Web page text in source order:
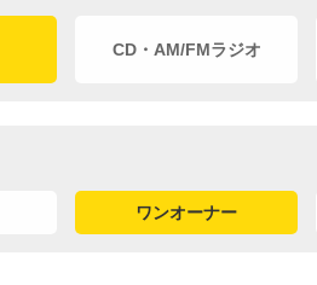
CD・AM/FMラジオ
ワンオーナー